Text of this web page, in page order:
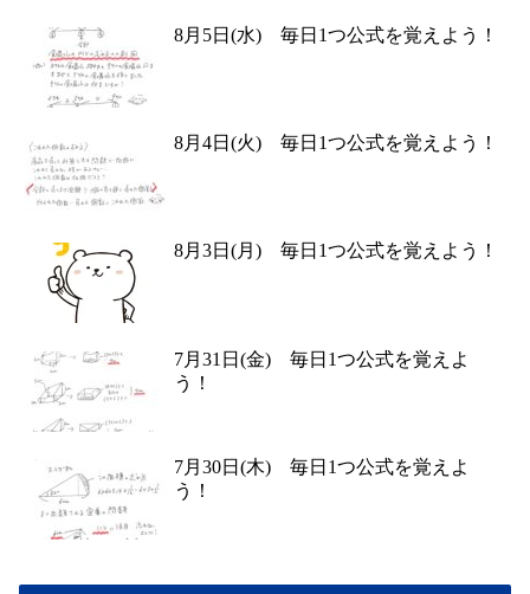
8月5日(水) 毎日1つ公式を覚えよう！
8月4日(火) 毎日1つ公式を覚えよう！
8月3日(月) 毎日1つ公式を覚えよう！
7月31日(金) 毎日1つ公式を覚えよ
う！
7月30日(木) 毎日1つ公式を覚えよ
う！